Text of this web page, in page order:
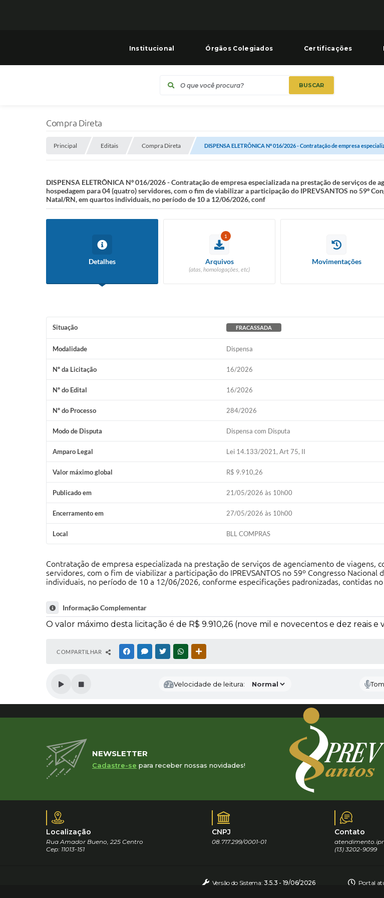
Institucional Órgãos Colegiados Certificações
BUSCAR
Compra Direta
Principal Editais Compra Direta DISPENSA ELETRÔNICA Nº 016/2026 - Contratação de empresa
DISPENSA ELETRÔNICA Nº 016/2026 - Contratação de empresa especializada na prestação de serviços de
hospedagem para 04 (quatro) servidores, com o fim de viabilizar a participação do IPREVSANTOS no 59º
Natal/RN, em quartos individuais, no período de 10 a 12/06/2026, conf
Detalhes
1
Arquivos
(atas, homologações, etc)
Movimentações
Situação FRACASSADA
Modalidade Dispensa
Nº da Licitação 16/2026
Nº do Edital 16/2026
Nº do Processo 284/2026
Modo de Disputa Dispensa com Disputa
Amparo Legal Lei 14.133/2021, Art 75, II
Valor máximo global R$ 9.910,26
Publicado em 21/05/2026 às 10h00
Encerramento em 27/05/2026 às 10h00
Local BLL COMPRAS
Contratação de empresa especializada na prestação de serviços de agenciamento de
servidores, com o fim de viabilizar a participação do IPREVSANTOS no 59º Congresso
individuais, no período de 10 a 12/06/2026, conforme especificações padronizadas, contidas
Informação Complementar
O valor máximo desta licitação é de R$ 9.910,26 (nove mil e novecentos e dez reais e
COMPARTILHAR FACEBOOKMESSENGER
TWITTERWHATSAPP
Velocidade de leitura:
NEWSLETTER
Cadastre-se para receber nossas novidades!
Localização
Rua Amador Bueno, 225 Centro
Cep: 11013-151
CNPJ
08.717.299/0001-01
Contato
(13) 3202-9099
Versão do Sistema:3.5.3 - 19/06/2026 Portal